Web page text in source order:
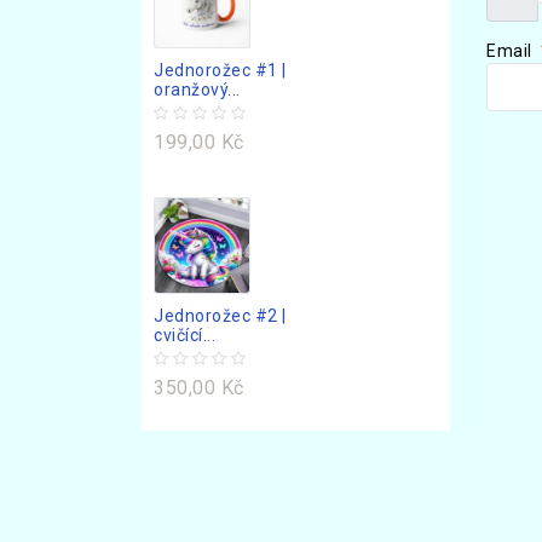
Jednorožec #1 |
oranžový...
199,00 Kč
Jednorožec #2 |
cvičící...
350,00 Kč
Email